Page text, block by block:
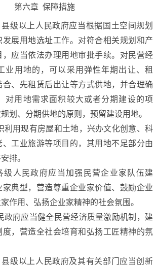
第六章 保障措施
级以上人民政府应当根据国土空间规划
展用地选址工作。对符合相关规划和产
，应当依法办理用地审批手续。对民营经
业用地的，可以采用弹性年期出让、租
、先租赁后出让等方式供地，并合理确
对用地需求面积较大或者分期建设的项
划、分期供地的原则，预留建设用地。
利用现有房屋和土地，兴办文化创意、科
、工业旅游等项目的，其用地不足部分由
排。
人民政府应当加强民营企业家队伍建
典型，营造尊重企业家价值、鼓励企业
作用、弘扬企业家精神的社会氛围。
政府应当健全民营经济质量激励机制，建
度，营造全社会培育和弘扬工匠精神的氛
级以上人民政府及其有关部门应当创新